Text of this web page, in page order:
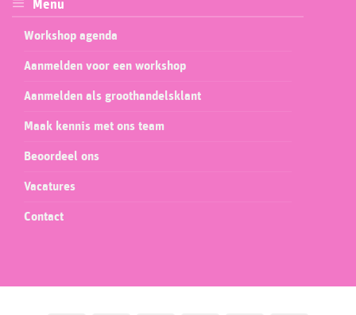
Menu
Workshop agenda
Aanmelden voor een workshop
Aanmelden als groothandelsklant
Maak kennis met ons team
Beoordeel ons
Vacatures
Contact